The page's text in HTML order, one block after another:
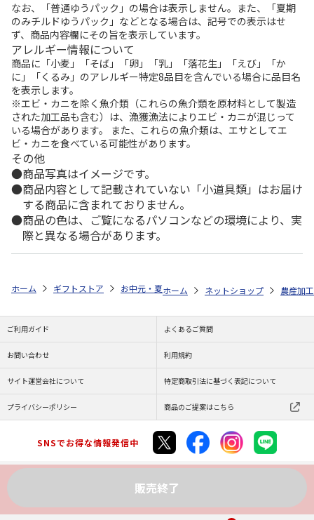
なお、「普通ゆうパック」の場合は表示しません。また、「夏期
のみチルドゆうパック」などとなる場合は、記号での表示はせ
ず、商品内容欄にその旨を表示しています。
アレルギー情報について
商品に「小麦」「そば」「卵」「乳」「落花生」「えび」「か
に」「くるみ」のアレルギー特定8品目を含んでいる場合に品目名
を表示します。
※エビ・カニを除く魚介類（これらの魚介類を原材料として製造
された加工品も含む）は、漁獲漁法によりエビ・カニが混じって
いる場合があります。 また、これらの魚介類は、エサとしてエ
ビ・カニを食べている可能性があります。
その他
商品写真はイメージです。
商品内容として記載されていない「小道具類」はお届け
する商品に含まれておりません。
商品の色は、ご覧になるパソコンなどの環境により、実
際と異なる場合があります。
販売終了
ホーム ギフトストア お中元・夏ギフト特集 2026 ゆうゆうギフト
ホーム ネットショップ 農産加
ご利用ガイド よくあるご質問
お問い合わせ 利用規約
サイト運営会社について 特定商取引法に基づく表記について
プライバシーポリシー 商品のご提案はこちら
SNSでお得な情報発信中